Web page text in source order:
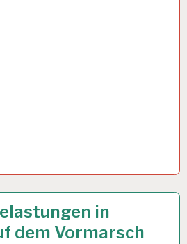
in
dem Vormarsch